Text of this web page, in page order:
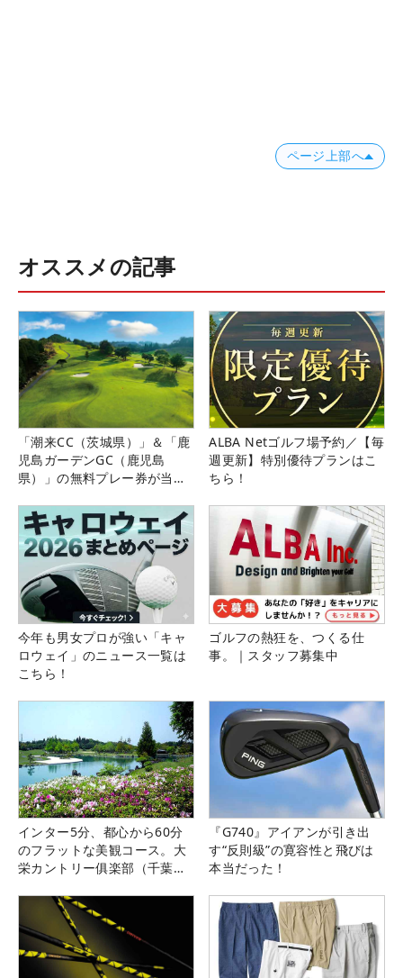
ページ上部へ
オススメの記事
「潮来CC（茨城県）」＆「鹿
児島ガーデンGC（鹿児島
県）」の無料プレー券が当た
ALBA Netゴルフ場予約／【毎
週更新】特別優待プランはこ
ちら！
今年も男女プロが強い「キャ
ロウェイ」のニュース一覧は
こちら！
ゴルフの熱狂を、つくる仕
事。｜スタッフ募集中
インター5分、都心から60分
のフラットな美観コース。大
栄カントリー俱楽部（千葉
『G740』アイアンが引き出
す“反則級”の寛容性と飛びは
本当だった！